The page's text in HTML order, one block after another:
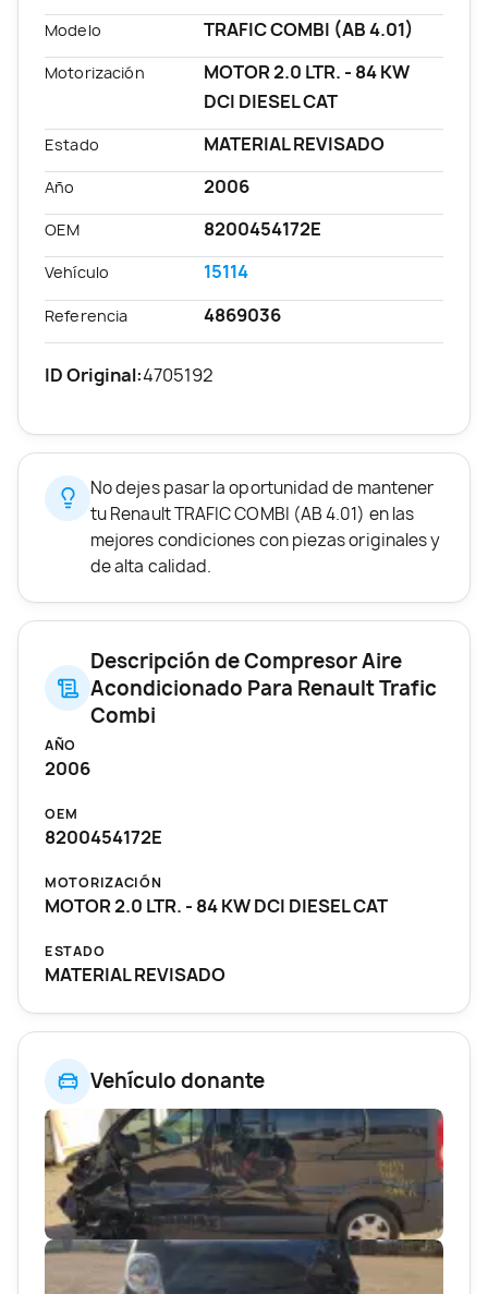
Vehículo donante
Modelo TRAFIC COMBI (AB 4.01)
Motorización
MOTOR 2.0 LTR. - 84 KW
DCI DIESEL CAT
Estado MATERIAL REVISADO
Año 2006
OEM 8200454172E
Vehículo 15114
Referencia 4869036
ID Original:4705192
No dejes pasar la oportunidad de mantener
tu Renault TRAFIC COMBI (AB 4.01) en las
mejores condiciones con piezas originales y
de alta calidad.
Descripción de Compresor Aire
Acondicionado Para Renault Trafic
Combi
AÑO
2006
OEM
8200454172E
MOTORIZACIÓN
MOTOR 2.0 LTR. - 84 KW DCI DIESEL CAT
ESTADO
MATERIAL REVISADO